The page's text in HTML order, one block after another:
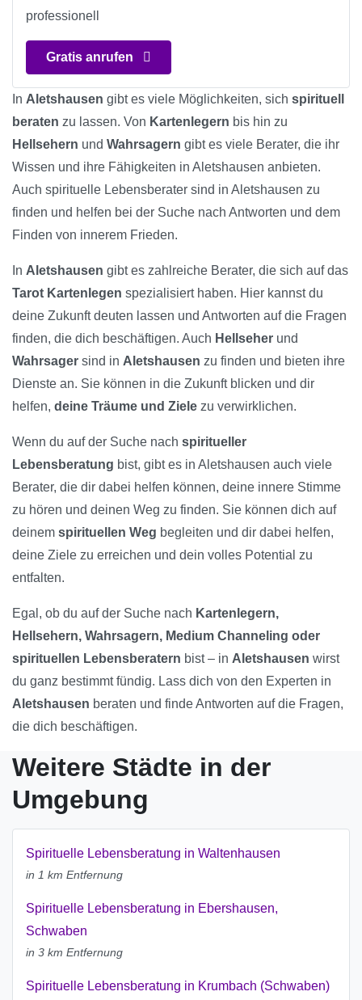
professionell
Gratis anrufen
In Aletshausen gibt es viele Möglichkeiten, sich spirituell
beraten zu lassen. Von Kartenlegern bis hin zu
Hellsehern und Wahrsagern gibt es viele Berater, die ihr
Wissen und ihre Fähigkeiten in Aletshausen anbieten.
Auch spirituelle Lebensberater sind in Aletshausen zu
finden und helfen bei der Suche nach Antworten und dem
Finden von innerem Frieden.
In Aletshausen gibt es zahlreiche Berater, die sich auf das
Tarot Kartenlegen spezialisiert haben. Hier kannst du
deine Zukunft deuten lassen und Antworten auf die Fragen
finden, die dich beschäftigen. Auch Hellseher und
Wahrsager sind in Aletshausen zu finden und bieten ihre
Dienste an. Sie können in die Zukunft blicken und dir
helfen, deine Träume und Ziele zu verwirklichen.
Wenn du auf der Suche nach spiritueller
Lebensberatung bist, gibt es in Aletshausen auch viele
Berater, die dir dabei helfen können, deine innere Stimme
zu hören und deinen Weg zu finden. Sie können dich auf
deinem spirituellen Weg begleiten und dir dabei helfen,
deine Ziele zu erreichen und dein volles Potential zu
entfalten.
Egal, ob du auf der Suche nach Kartenlegern,
Hellsehern, Wahrsagern, Medium Channeling oder
spirituellen Lebensberatern bist – in Aletshausen wirst
du ganz bestimmt fündig. Lass dich von den Experten in
Aletshausen beraten und finde Antworten auf die Fragen,
die dich beschäftigen.
Weitere Städte in der
Umgebung
Spirituelle Lebensberatung in Waltenhausen
in 1 km Entfernung
Spirituelle Lebensberatung in Ebershausen,
Schwaben
in 3 km Entfernung
Spirituelle Lebensberatung in Krumbach (Schwaben)